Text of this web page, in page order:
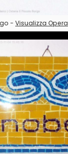
- Visualizza Opera